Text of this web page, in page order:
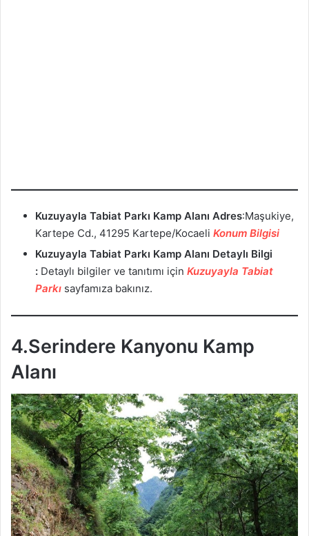
Kuzuyayla Tabiat Parkı Kamp Alanı Adres:Maşukiye,
Kartepe Cd., 41295 Kartepe/Kocaeli Konum Bilgisi
Kuzuyayla Tabiat Parkı Kamp Alanı Detaylı Bilgi
: Detaylı bilgiler ve tanıtımı için Kuzuyayla Tabiat
Parkı sayfamıza bakınız.
4.Serindere Kanyonu Kamp
Alanı